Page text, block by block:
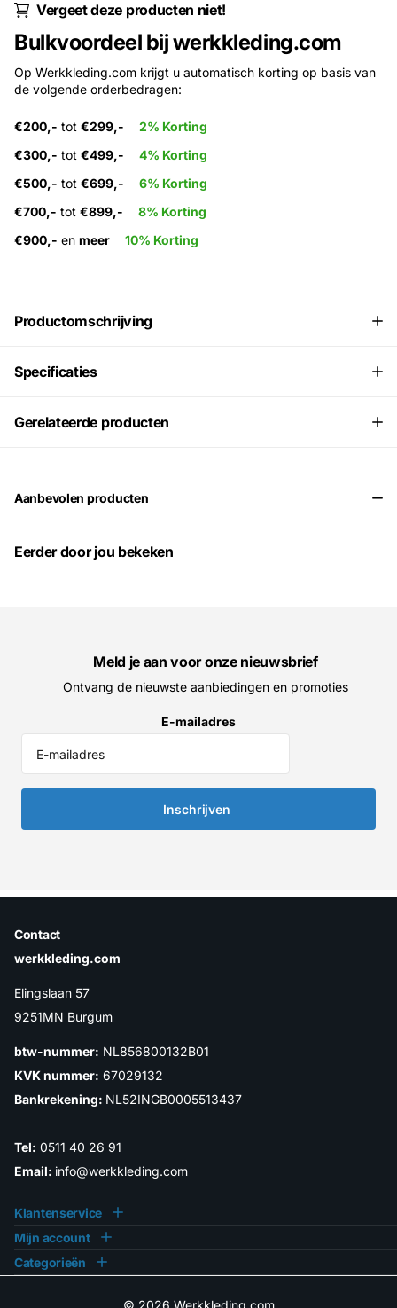
Vergeet deze producten niet!
Bulkvoordeel bij werkkleding.com
Op Werkkleding.com krijgt u automatisch korting op basis van
de volgende orderbedragen:
€200,- tot €299,-
2% Korting
€300,- tot €499,-
4% Korting
€500,- tot €699,-
6% Korting
€700,- tot €899,-
8% Korting
€900,- en meer 10% Korting
Productomschrijving
Specificaties
Gerelateerde producten
Aanbevolen producten
Eerder door jou bekeken
Meld je aan voor onze nieuwsbrief
Ontvang de nieuwste aanbiedingen en promoties
E-mailadres
Inschrijven
Klantenservice
Mijn account
Categorieën
Contact
werkkleding.com
Elingslaan 57
9251MN Burgum
btw-nummer: NL856800132B01
KVK nummer: 67029132
Bankrekening: NL52INGB0005513437
Tel: 0511 40 26 91
Email: info@werkkleding.com
© 2026 Werkkleding.com